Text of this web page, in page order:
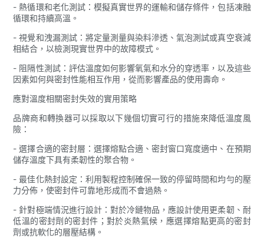
- 熱循環和老化測試：模擬真實世界的運輸和儲存條件，包括凍融
循環和持續高溫。
- 視覺和洩漏測試：將定量測量與染料滲透、氣泡測試或真空衰減
相結合，以檢測現實世界中的故障模式。
- 阻隔性測試：評估溫度如何影響氧氣和水分的穿透率，以及這些
因素如何與密封性能相互作用，從而影響產品的使用壽命。
應對溫度相關密封失效的實用策略
品牌商和轉換器可以採取以下幾個切實可行的措施來降低溫度風
險：
- 選擇合適的密封層：選擇熔點合適、密封窗口寬度適中、在預期
儲存溫度下具有柔韌性的聚合物。
- 最佳化熱封設定：利用製程控制確保一致的停留時間和均勻的壓
力分佈，使密封件可靠地形成而不會過熱。
- 針對極端情況進行設計：對於冷鏈物品，應設計使用更柔韌、耐
低溫的密封劑的密封件；對於炎熱氣候，應選擇熔點更高的密封
劑或抗軟化的層壓結構。